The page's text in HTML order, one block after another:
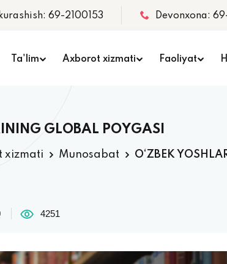
69-2100153 Devonxona:
Ta'lim Axborot xizmati Faoliyat
GLOBAL POYGASI
xizmati Munosabat O‘ZBEK
4251